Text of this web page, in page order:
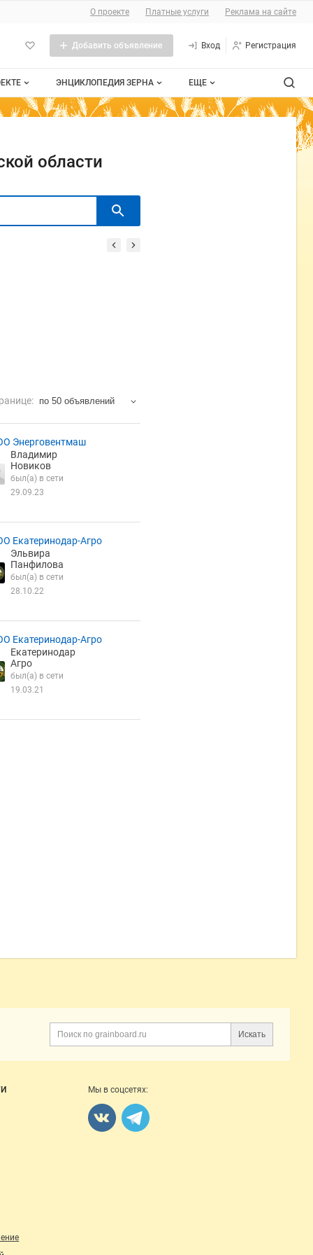
О проекте Платные услуги Реклама на сайте
Добавить объявление Вход Регистрация
рекламы
сайта
ЭНЦИКЛОПЕДИЯ ЗЕРНА
Стандарты
Ячмень
Таблица мер и весов
ЕЩЕ
Сельхозтехника
области
по 50 объявлений
Энерговентмаш
Владимир
Новиков
был(а) в сети
29.09.23
Екатеринодар-Агро
Эльвира
Панфилова
был(а) в сети
28.10.22
Екатеринодар-Агро
Екатеринодар
Агро
был(а) в сети
19.03.21
Искать
Мы в соцсетях: